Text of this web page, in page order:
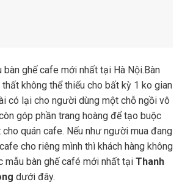
bàn ghế cafe mới nhất tại Hà Nội.Bàn
không thể thiếu cho bất kỳ 1 ko gian
có lại cho người dùng một chỗ ngồi vô
góp phần trang hoàng để tạo buộc
quán cafe. Nếu như người mua đang
cho riêng mình thì khách hàng không
mẫu bàn ghế café mới nhất tại Thanh
dưới đây.